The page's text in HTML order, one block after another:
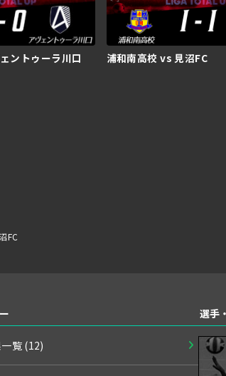
ントゥーラ川口 浦和南高校 vs 見沼FC
FC
覧(12)
選手